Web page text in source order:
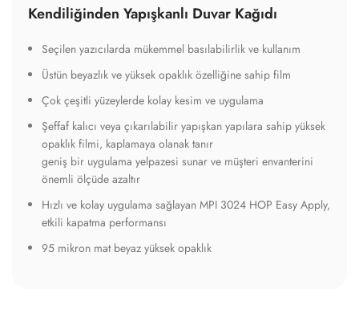
Kendiliğinden Yapışkanlı Duvar Kağıdı
Seçilen yazıcılarda mükemmel basılabilirlik ve kullanım
Üstün beyazlık ve yüksek opaklık özelliğine sahip film
Çok çeşitli yüzeylerde kolay kesim ve uygulama
Şeffaf kalıcı veya çıkarılabilir yapışkan yapılara sahip yüksek
opaklık filmi, kaplamaya olanak tanır
geniş bir uygulama yelpazesi sunar ve müşteri envanterini
önemli ölçüde azaltır
Hızlı ve kolay uygulama sağlayan MPI 3024 HOP Easy Apply,
etkili kapatma performansı
95 mikron mat beyaz yüksek opaklık